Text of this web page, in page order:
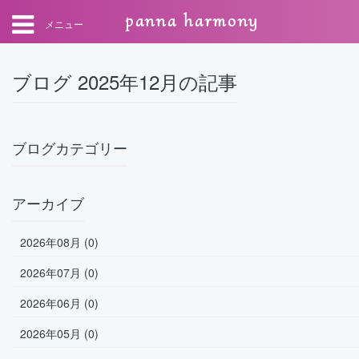
メニュー panna harmony
ブログ 2025年12月の記事
ブログカテゴリー
アーカイブ
2026年08月 (0)
2026年07月 (0)
2026年06月 (0)
2026年05月 (0)